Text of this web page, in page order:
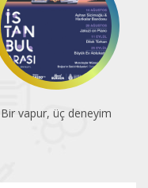
Atatürk